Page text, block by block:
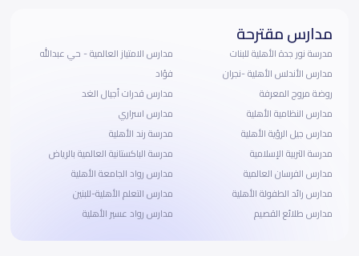
مدارس مقترحة
مدرسة نور جدة الأهلية للبنات
مدارس الأندلس الأهلية -نجران
روضة مروج المعرفة
مدارس النظامية الأهلية
مدارس جيل الرؤية الأهلية
مدرسة التربية الإسلامية
مدارس الفرسان العالمية
مدارس رائد الطفولة الأهلية
مدارس طلائع القصيم
مدارس الامتياز العالمية - حي عبدالله
فؤاد
مدارس قدرات أجيال الغد
مدارس اسراري
مدرسة رند الأهلية
مدرسة الباكستانية العالمية بالرياض
مدارس رواد الجامعة الأهلية
مدارس التعلم الأهلية-للبنين
مدارس رواد عسير الأهلية